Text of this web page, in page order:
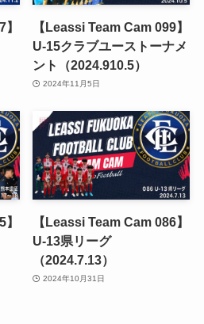
【Leassi Team Cam 099】
U-15クラブユーストーナメ
ント（2024.910.5）
2024年11月5日
【Leassi Team Cam 086】
U-13県リーグ
（2024.7.13）
2024年10月31日